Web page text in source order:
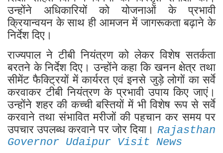
उन्होंने अधिकारियों को योजनाओं के प्रभावी
क्रियान्वयन के साथ ही आमजन में जागरूकता बढ़ाने के
निर्देश दिए।
राज्यपाल ने टीबी नियंत्रण को लेकर विशेष सतर्कता
बरतने के निर्देश दिए। उन्होंने कहा कि खनन क्षेत्र तथा
सीमेंट फैक्ट्रियों में कार्यरत एवं इनसे जुड़े लोगों का सर्वे
करवाकर टीबी नियंत्रण के प्रभावी उपाय किए जाएं।
उन्होंने शहर की कच्ची बस्तियों में भी विशेष रूप से सर्वे
करवाने तथा संभावित मरीजों की पहचान कर समय पर
उपचार उपलब्ध करवाने पर जोर दिया। Rajasthan
Governor Udaipur Visit News